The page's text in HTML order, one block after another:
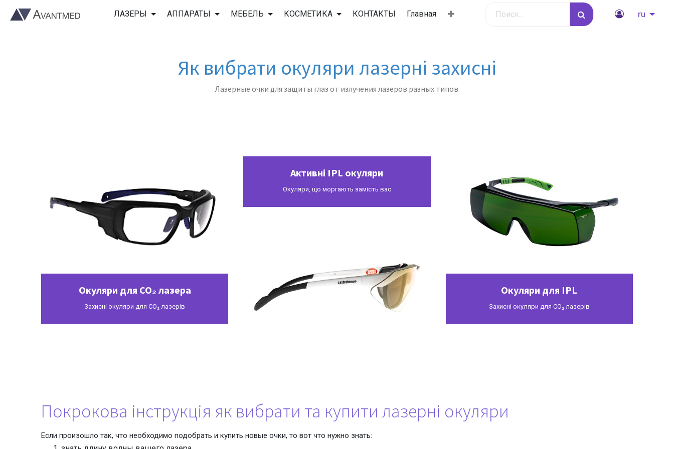
ЛАЗЕРЫ АППАРАТЫ МЕБЕЛЬ КОСМЕТИКА КОНТАКТЫ Главная ru
Як вибрати окуляри лазерні захисні
Лазерные очки для защиты глаз от излучения лазеров разных типов.
Окуляри для CO₂ лазера
Захисні окуляри для CO₂ лазерів
Активні IPL окуляри
Окуляри, що моргають замість вас
Окуляри для IPL
Захисні окуляри для CO₂ лазерів
Покрокова інструкція як вибрати та купити лазерні окуляри
Если произошло так, что необходимо подобрать и купить новые очки, то вот что нужно знать: